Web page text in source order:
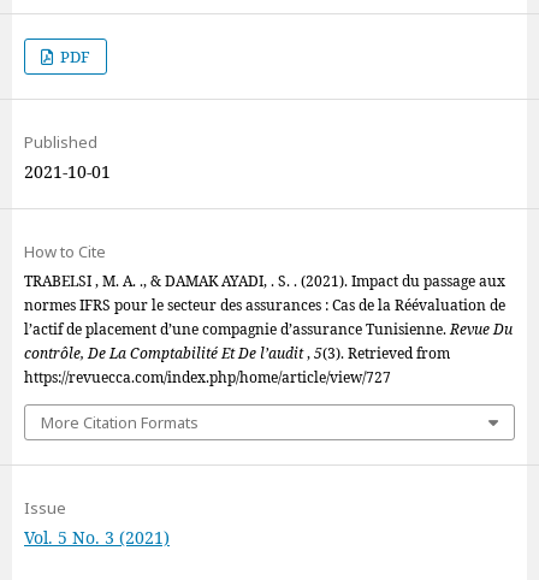
PDF
Published
2021-10-01
How to Cite
TRABELSI , M. A. ., & DAMAK AYADI, . S. . (2021). Impact du passage aux
normes IFRS pour le secteur des assurances : Cas de la Réévaluation de
l’actif de placement d’une compagnie d’assurance Tunisienne.Revue Du
contrôle, De La Comptabilité Et De l’audit,5(3). Retrieved from
https://revuecca.com/index.php/home/article/view/727
More Citation Formats
Issue
Vol. 5 No. 3 (2021)